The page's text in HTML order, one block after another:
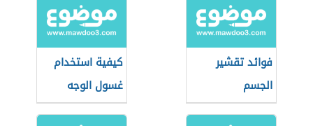
فوائد تقشير
الجسم
كيفية استخدام
غسول الوجه